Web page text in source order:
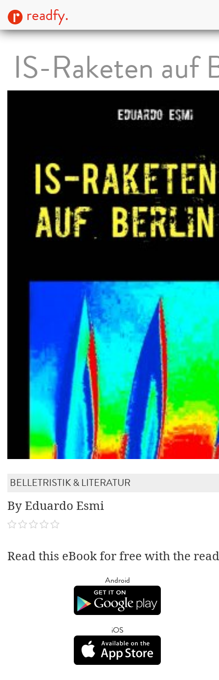
readfy.
IS-Raketen auf
BELLETRISTIK & LITERATUR
By Eduardo Esmi
Read this eBook for free with the
Android
iOS